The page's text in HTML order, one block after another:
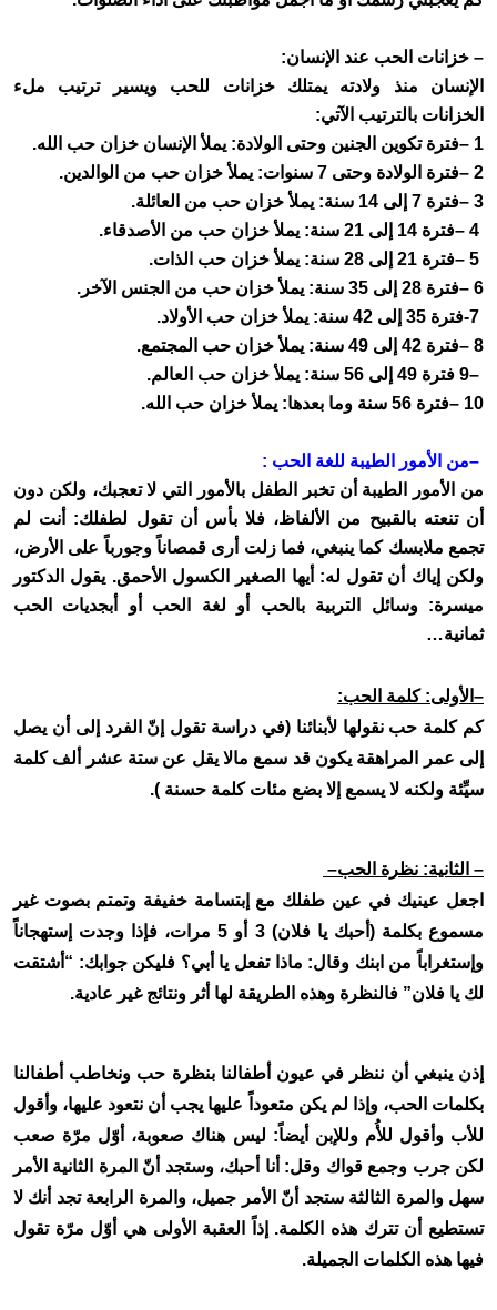
– خزانات الحب عند الإنسان:
الإنسان منذ ولادته يمتلك خزانات للحب ويسير ترتيب ملء
الخزانات بالترتيب الآتي:
– 1فترة تكوين الجنين وحتى الولادة: يملأ الإنسان خزان حب الله.
– 2فترة الولادة وحتى 7 سنوات: يملأ خزان حب من الوالدين
.
– 3فترة 7 إلى 14 سنة: يملأ خزان حب من العائلة
.
– 4فترة 14 إلى 21 سنة: يملأ خزان حب من الأصدقاء
.
– 5فترة 21 إلى 28 سنة: يملأ خزان حب الذات
.
– 6فترة 28 إلى 35 سنة: يملأ خزان حب من الجنس الآخر
.
-7فترة 35 إلى 42 سنة: يملأ خزان حب الأولاد
.
– 8فترة 42 إلى 49 سنة: يملأ خزان حب المجتمع
.
–9 فترة 49 إلى 56 سنة: يملأ خزان حب العالم
.
– 10فترة 56 سنة وما بعدها: يملأ خزان حب الله .
–من الأمور الطيبة للغة الحب :
من الأمور الطيبة أن تخبر الطفل بالأمور التي لا تعجبك، ولكن دون
أن تنعته بالقبيح من الألفاظ، فلا بأس أن تقول لطفلك: أنت لم
تجمع ملابسك كما ينبغي، فما زلت أرى قمصاناً وجورباً على الأرض،
ولكن إياك أن تقول له: أيها الصغير الكسول الأحمق. يقول الدكتور
ميسرة: وسائل التربية بالحب أو لغة الحب أو أبجديات الحب
ثمانية…
– الأولى: كلمة الحب:
كم كلمة حب نقولها لأبنائنا (في دراسة تقول إنّ الفرد إلى أن يصل
إلى عمر المراهقة يكون قد سمع مالا يقل عن ستة عشر ألف كلمة
سيِّئة ولكنه لا يسمع إلا بضع مئات كلمة حسنة .(
– الثانية: نظرة الحب–
اجعل عينيك في عين طفلك مع إبتسامة خفيفة وتمتم بصوت غير
مسموع بكلمة (أحبك يا فلان) 3 أو 5 مرات، فإذا وجدت إستهجاناً
وإستغراباً من ابنك وقال: ماذا تفعل يا أبي؟ فليكن جوابك: “أشتقت
لك يا فلان” فالنظرة وهذه الطريقة لها أثر ونتائج غير عادية.
إذن ينبغي أن ننظر في عيون أطفالنا بنظرة حب ونخاطب أطفالنا
بكلمات الحب، وإذا لم يكن متعوداً عليها يجب أن نتعود عليها، وأقول
للأب وأقول للأُم وللإبن أيضاً: ليس هناك صعوبة، أوّل مرّة صعب
لكن جرب وجمع قواك وقل: أنا أحبك، وستجد أنّ المرة الثانية الأمر
سهل والمرة الثالثة ستجد أنّ الأمر جميل، والمرة الرابعة تجد أنك لا
تستطيع أن تترك هذه الكلمة. إذاً العقبة الأولى هي أوّل مرّة تقول
فيها هذه الكلمات الجميلة.